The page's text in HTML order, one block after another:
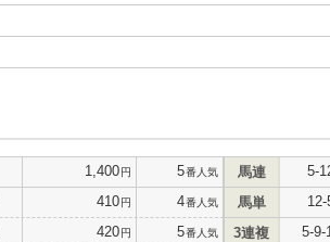
1,400円 5番人気
410円 4番人気
420円 5番人気
馬連 5-
馬単 12-
3連複 5-9-